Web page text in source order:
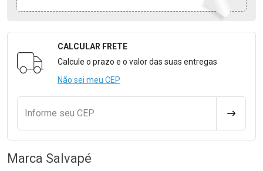
Formulário para Calcular o Frete
CALCULAR FRETE
Calcule o prazo e o valor das suas entregas
Não sei meu CEP
Informe seu CEP
Marca Salvapé